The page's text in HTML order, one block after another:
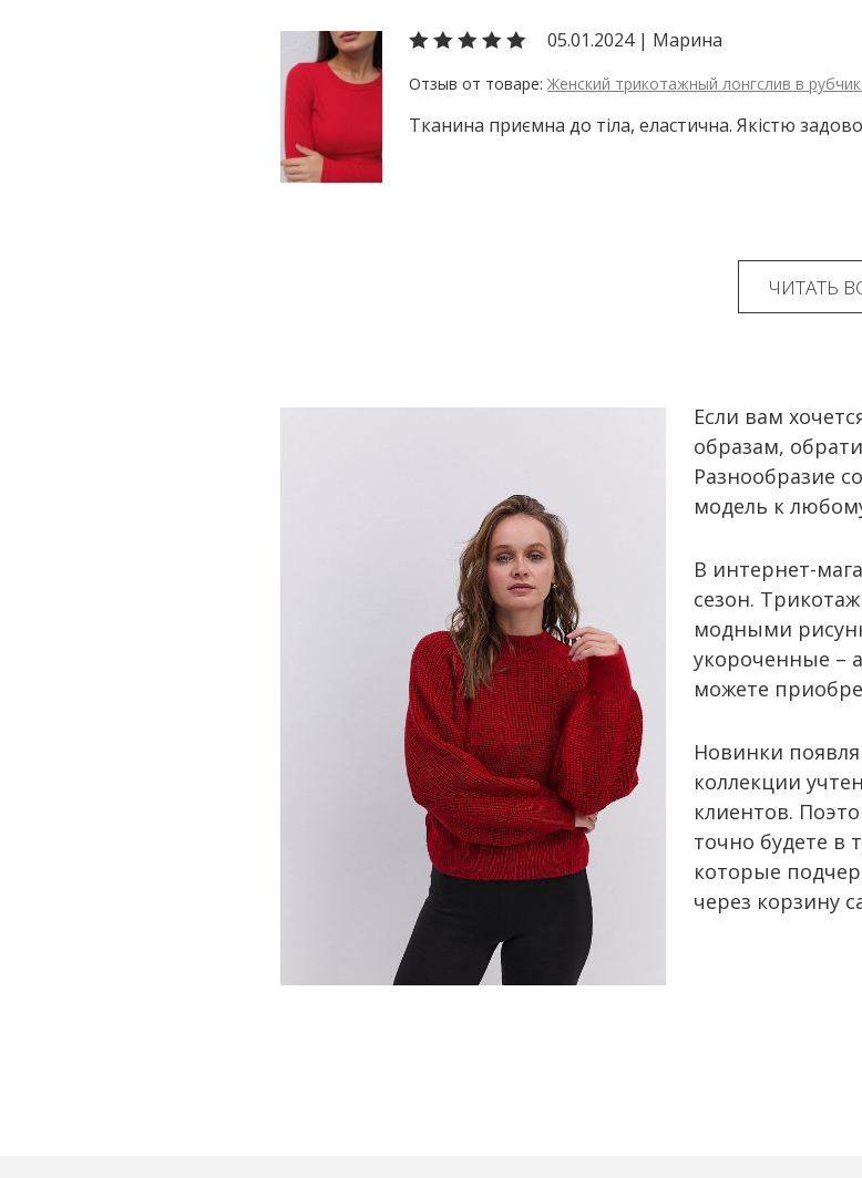
Если вам
образам,
Разнообразие
модель к
В интернет-
сезон.
модными
укороченные –
можете
Новинки
коллекции
клиентов.
точно будете в
которые
через корзину
05.01.2024 | Марина
Женский трикотажный лонгслив в
Тканина приємна до тіла, еластична. Якістю
ЧИТАТЬ